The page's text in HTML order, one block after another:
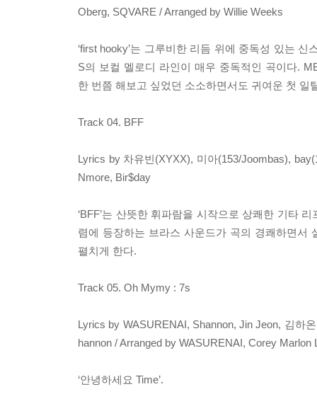
Oberg, SQVARE / Arranged by Willie Weeks
‘first hooky’는 그루비한 리듬 위에 중독성 있는
S의 보컬 멜로디 라인이 매우 중독적인 곡이다.
한 번쯤 해보고 싶었던 소소하면서도 귀여운 첫 일
Track 04. BFF
Lyrics by 차유빈(XYXX), 미아(153/Joombas),
Nmore, Bir$day
‘BFF’는 산뜻한 휘파람을 시작으로 상쾌한 기타
렴에 등장하는 브라스 사운드가 곡의 경쾌하면서
펼치게 한다.
Track 05. Oh Mymy : 7s
Lyrics by WASURENAI, Shannon, Jin Jeon, 김하
hannon / Arranged by WASURENAI, Corey
‘안녕하세요 Time’.